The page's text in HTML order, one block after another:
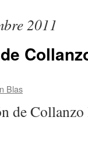
2011
Blas
de Collanzo